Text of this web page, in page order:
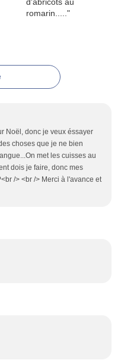
Noël, donc je veux éssayer
choses que je ne bien
met les cuisses au
dois je faire, donc mes
/> <br /> Merci à l'avance et